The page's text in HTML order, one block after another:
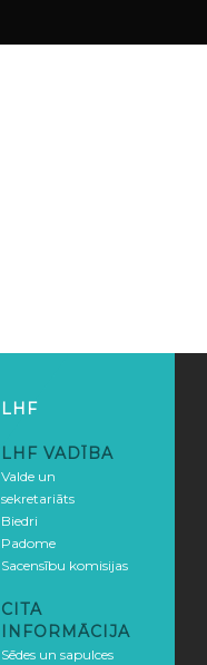
LHF
LHF VADĪBA
Valde un
sekretariāts
Biedri
Padome
Sacensību komisijas
CITA
INFORMĀCIJA
Sēdes un sapulces